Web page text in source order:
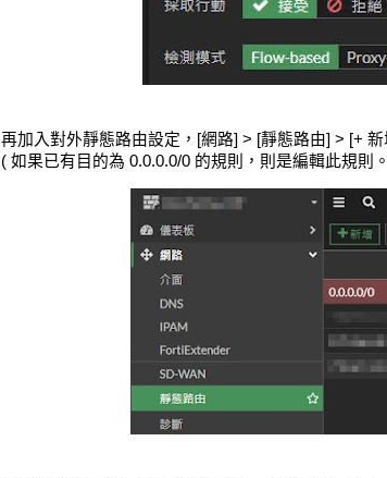
再加入對外靜態路由設定，[網路] > [靜態路由] > [+ 新
( 如果已有目的為 0.0.0.0/0 的規則，則是編輯此規則